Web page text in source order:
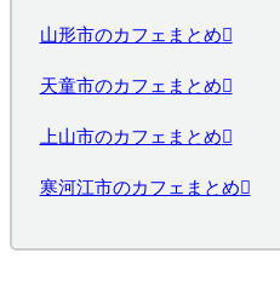
山形市のカフェまとめ
天童市のカフェまとめ
上山市のカフェまとめ
寒河江市のカフェまとめ